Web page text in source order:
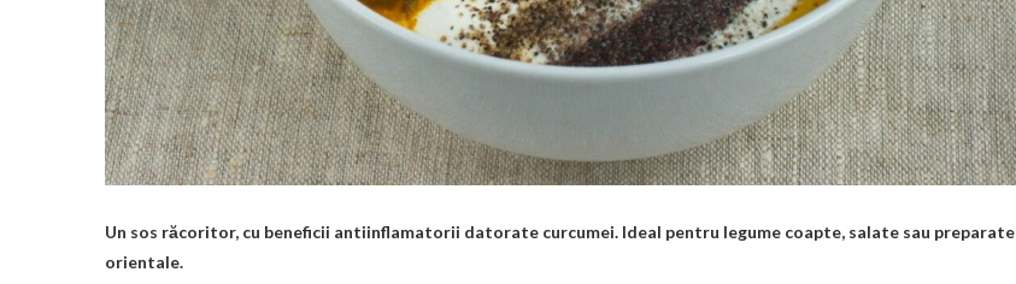
Un sos răcoritor, cu beneficii antiinflamatorii datorate curcumei. Ideal pentru legume coapte, salate sau preparate
orientale.